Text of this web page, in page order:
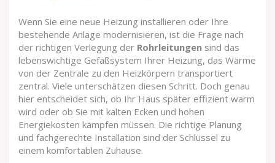
Wenn Sie eine neue Heizung installieren oder Ihre
bestehende Anlage modernisieren, ist die Frage nach
der richtigen Verlegung der Rohrleitungen sind das
lebenswichtige Gefäßsystem Ihrer Heizung, das Wärme
von der Zentrale zu den Heizkörpern transportiert
zentral. Viele unterschätzen diesen Schritt. Doch genau
hier entscheidet sich, ob Ihr Haus später effizient warm
wird oder ob Sie mit kalten Ecken und hohen
Energiekosten kämpfen müssen. Die richtige Planung
und fachgerechte Installation sind der Schlüssel zu
einem komfortablen Zuhause.